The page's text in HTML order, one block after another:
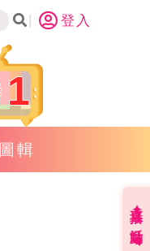
登入
1
圖輯
直播✦活動